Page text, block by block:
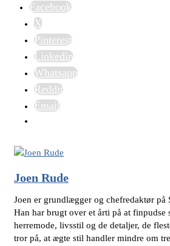
Facebook
X
Pinterest
Linkedin
Whatsapp
Reddit
Email
Joen Rude
Joen er grundlægger og chefredaktør på
Han har brugt over et årti på at finpudse
herremode, livsstil og de detaljer, de
tror på, at ægte stil handler mindre om